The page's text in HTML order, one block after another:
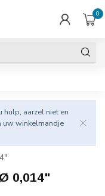
0
hulp, aarzel niet en
uw winkelmandje
0,014"